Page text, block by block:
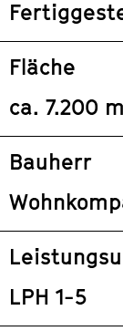
Fläche
ca. 7.200
Bauherr
LPH 1-5